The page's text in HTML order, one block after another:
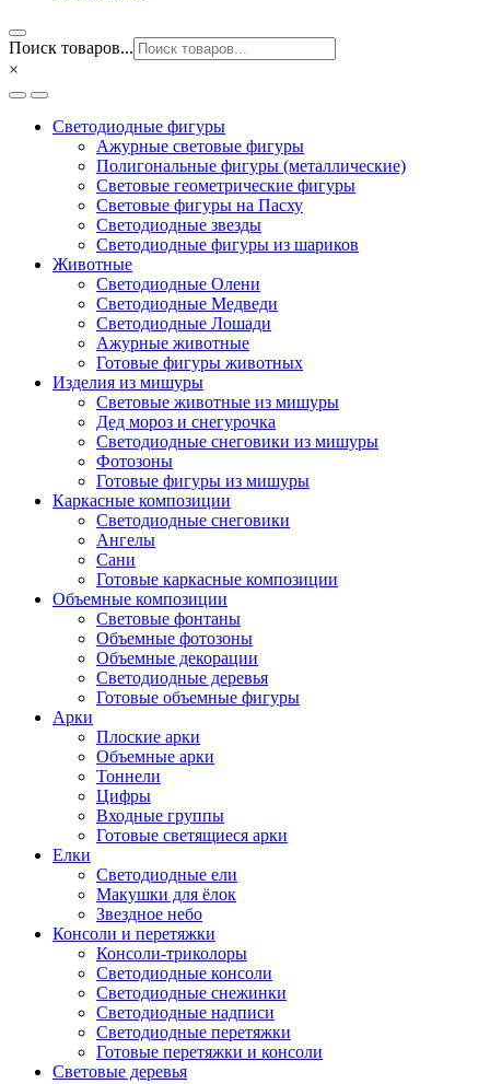
Поиск товаров...
×
Светодиодные фигуры
Ажурные световые фигуры
Полигональные фигуры (металлические)
Световые геометрические фигуры
Световые фигуры на Пасху
Светодиодные звезды
Светодиодные фигуры из шариков
Животные
Светодиодные Олени
Светодиодные Медведи
Светодиодные Лошади
Ажурные животные
Готовые фигуры животных
Изделия из мишуры
Световые животные из мишуры
Дед мороз и снегурочка
Светодиодные снеговики из мишуры
Фотозоны
Готовые фигуры из мишуры
Каркасные композиции
Светодиодные снеговики
Ангелы
Сани
Готовые каркасные композиции
Объемные композиции
Световые фонтаны
Объемные фотозоны
Объемные декорации
Светодиодные деревья
Готовые объемные фигуры
Арки
Плоские арки
Объемные арки
Тоннели
Цифры
Входные группы
Готовые светящиеся арки
Елки
Светодиодные ели
Макушки для ёлок
Звездное небо
Консоли и перетяжки
Консоли-триколоры
Светодиодные консоли
Светодиодные снежинки
Светодиодные надписи
Светодиодные перетяжки
Готовые перетяжки и консоли
Световые деревья